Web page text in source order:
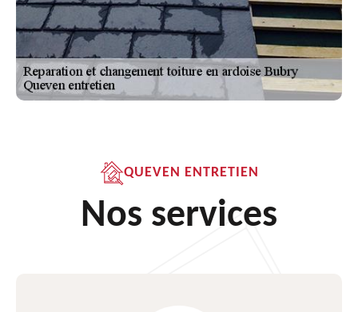
QUEVEN ENTRETIEN
Nos services